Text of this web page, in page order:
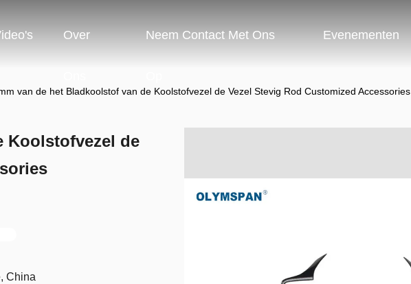
Over Neem Contact Met Ons Evenementen
van de het Bladkoolstof van de Koolstofvezel de Vezel Stevig Rod Customized Accessories
Koolstofvezel de
China